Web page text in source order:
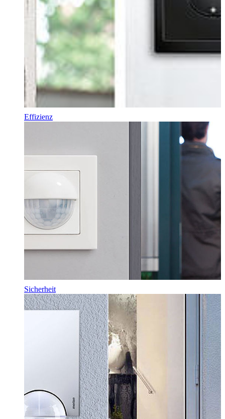
Effizienz
Sicherheit